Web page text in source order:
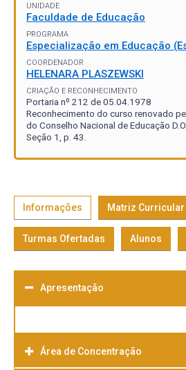
UNIDADE
Faculdade de Educação
PROGRAMA
Especialização em Educação
COORDENADOR
HELENARA PLASZEWSKI
CRIAÇÃO E RECONHECIMENTO
Portaria nº 212 de 05.04.1978
Reconhecimento do curso renovado
do Conselho Nacional de Educação
Seção 1, p. 43.
Informações Matriz Curricular
Turmas Ofertadas Alunos
Apresentação
Área de Concentração